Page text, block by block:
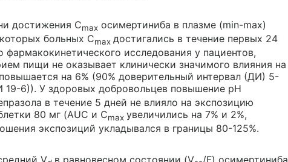
достижения Cmax осимертиниба в плазме (min-max)
больных Cmax достигались в течение первых 24
исследования у пациентов,
пищи не оказывает клинически значимого влияния на
на 6% (90% доверительный интервал (ДИ) 5-
19-6)). У здоровых добровольцев повышение pH
в течение 5 дней не влияло на экспозицию
80 мг (AUC и Cmax увеличились на 7% и 2%,
экспозиций укладывался в границы 80-125%.